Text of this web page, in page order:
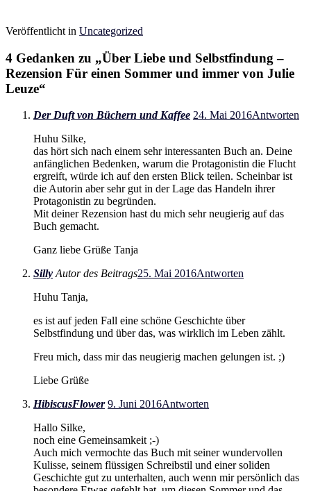
Veröffentlicht in Uncategorized
4 Gedanken zu „Über Liebe und Selbstfindung –
Rezension Für einen Sommer und immer von Julie
Leuze“
Der Duft von Büchern und Kaffee 24. Mai 2016Antworten
Huhu Silke,
das hört sich nach einem sehr interessanten Buch an. Deine
anfänglichen Bedenken, warum die Protagonistin die Flucht
ergreift, würde ich auf den ersten Blick teilen. Scheinbar ist
die Autorin aber sehr gut in der Lage das Handeln ihrer
Protagonistin zu begründen.
Mit deiner Rezension hast du mich sehr neugierig auf das
Buch gemacht.
Ganz liebe Grüße Tanja
Silly Autor des Beitrags25. Mai 2016Antworten
Huhu Tanja,
es ist auf jeden Fall eine schöne Geschichte über
Selbstfindung und über das, was wirklich im Leben zählt.
Freu mich, dass mir das neugierig machen gelungen ist. ;)
Liebe Grüße
HibiscusFlower 9. Juni 2016Antworten
Hallo Silke,
noch eine Gemeinsamkeit ;-)
Auch mich vermochte das Buch mit seiner wundervollen
Kulisse, seinem flüssigen Schreibstil und einer soliden
Geschichte gut zu unterhalten, auch wenn mir persönlich das